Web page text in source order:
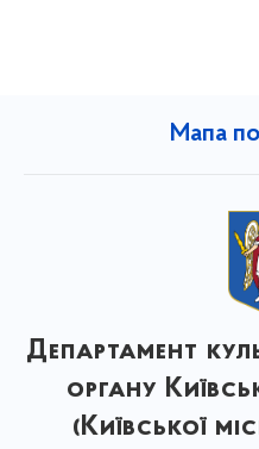
Мапа
Департамент
органу
(Київської